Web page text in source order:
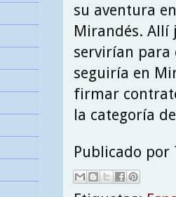
su aventura
Mirandés. Allí
servirían para
seguiría en
firmar
la categoría
Publicado por